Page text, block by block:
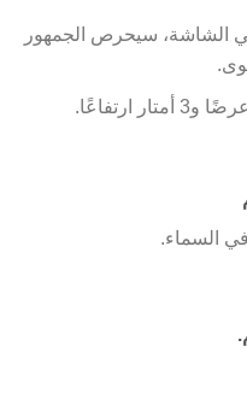
الشاشة، سيحرص الجمهور
السماء.